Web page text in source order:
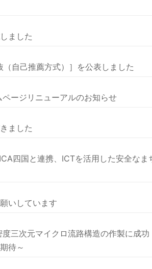
ました
自己推薦方式）］を公表しました
ージリニューアルのお知らせ
ました
四国と連携、ICTを活用した安全なま
いしています
三次元マイクロ流路構造の作製に成功
待～